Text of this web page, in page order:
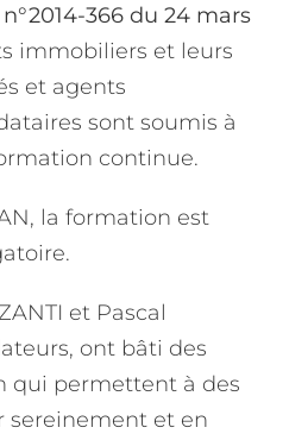
366 du 24 mars
immobiliers et leurs
et agents
sont soumis à
continue.
la formation est
et Pascal
ont bâti des
qui permettent à des
sereinement et en